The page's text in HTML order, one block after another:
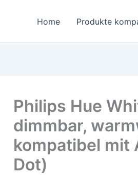
Home Produkte
Philips Hue
dimmbar,
kompatibel mit
Dot)